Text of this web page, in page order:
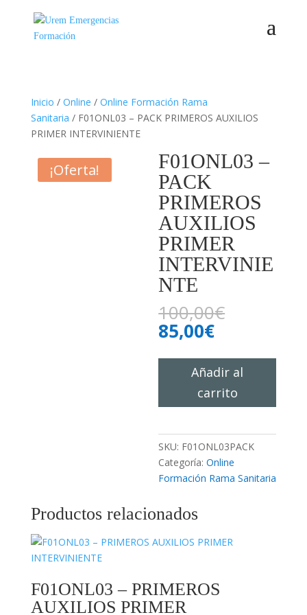
Inicio / Online / Online Formación Rama
Sanitaria / F01ONL03 – PACK PRIMEROS AUXILIOS
PRIMER INTERVINIENTE
¡Oferta!
F01ONL03 –
PACK
PRIMEROS
AUXILIOS
PRIMER
INTERVINIE
NTE
100,00€
era:
100,00€.
85,00€El
actual
es:
85,00€.
F01ONL03
PRIMER
INTERVINIENTE
cantidad
Añadir al
carrito
SKU: F01ONL03PACK
Categoría:Online
Formación Rama Sanitaria
Productos relacionados
F01ONL03 – PRIMEROS
AUXILIOS PRIMER